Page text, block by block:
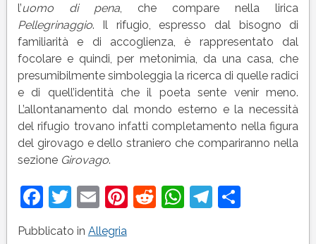
l’uomo di pena, che compare nella lirica
Pellegrinaggio. Il rifugio, espresso dal bisogno di
familiarità e di accoglienza, è rappresentato dal
focolare e quindi, per metonimia, da una casa, che
presumibilmente simboleggia la ricerca di quelle radici
e di quell’identità che il poeta sente venir meno.
L’allontanamento dal mondo esterno e la necessità
del rifugio trovano infatti completamento nella figura
del girovago e dello straniero che compariranno nella
sezione Girovago.
Facebook
Twitter
EmailPinterest
Reddit
WhatsApp
Telegram
Pubblicato in Allegria